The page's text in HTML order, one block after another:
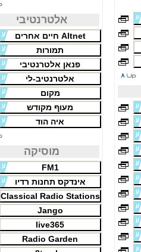
אלטרנטיבי
Altnet חיים אחרים
תמורות
פנאן אלטרנטיבי
אלטרנטיב-לי
מקום
מעוף מקודש
איה הוד
מוסיקה
FM1
אינדקס תחנות רדיו
Classical Radio Stations
Jango
live365
Radio Garden